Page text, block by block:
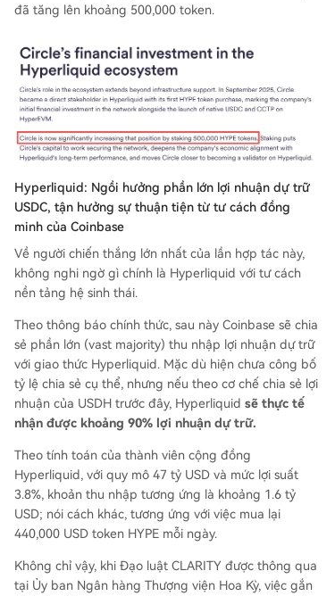
đã tăng lên khoảng 500,000 token.
Hyperliquid: Ngồi hưởng phần lớn lợi nhuận dự trữ
USDC, tận hưởng sự thuận tiện từ tư cách đồng
minh của Coinbase
Về người chiến thắng lớn nhất của lần hợp tác này,
không nghi ngờ gì chính là Hyperliquid với tư cách
nền tảng hệ sinh thái.
Theo thông báo chính thức, sau này Coinbase sẽ chia
sẻ phần lớn (vast majority) thu nhập lợi nhuận dự trữ
với giao thức Hyperliquid. Mặc dù hiện chưa công bố
tỷ lệ chia sẻ cụ thể, nhưng nếu theo cơ chế chia sẻ lợi
nhuận của USDH trước đây, Hyperliquid sẽ thực tế
nhận được khoảng 90% lợi nhuận dự trữ.
Theo tính toán của thành viên cộng đồng
Hyperliquid, với quy mô 47 tỷ USD và mức lợi suất
3.8%, khoản thu nhập tương ứng là khoảng 1.6 tỷ
USD; nói cách khác, tương ứng với việc mua lại
440,000 USD token HYPE mỗi ngày.
Không chỉ vậy, khi Đạo luật CLARITY được thông qua
tại Ủy ban Ngân hàng Thượng viện Hoa Kỳ, việc gắn